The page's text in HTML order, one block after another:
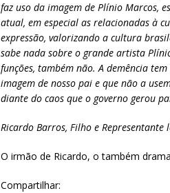
faz uso da imagem de Plínio Marcos,
atual, em especial as relacionadas à
expressão, valorizando a cultura
sabe nada sobre o grande artista
funções, também não. A demência
imagem de nosso pai e que não a
diante do caos que o governo gerou
Ricardo Barros, Filho e
O irmão de Ricardo, o também
Compartilhar: